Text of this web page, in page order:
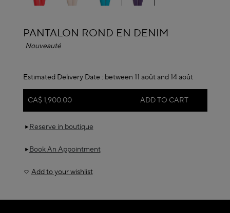
ALAÏA
PANTALON ROND EN DENIM
Nouveauté
Estimated Delivery Date : between 11 août and 14 août
CA$ 1,900.00 ADD TO CART
Reserve in boutique
Book An Appointment
Add to your wishlist